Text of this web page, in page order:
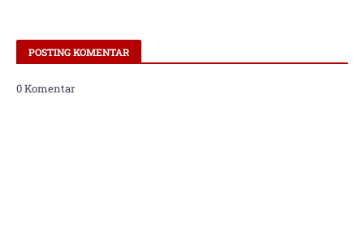
POSTING KOMENTAR
0 Komentar